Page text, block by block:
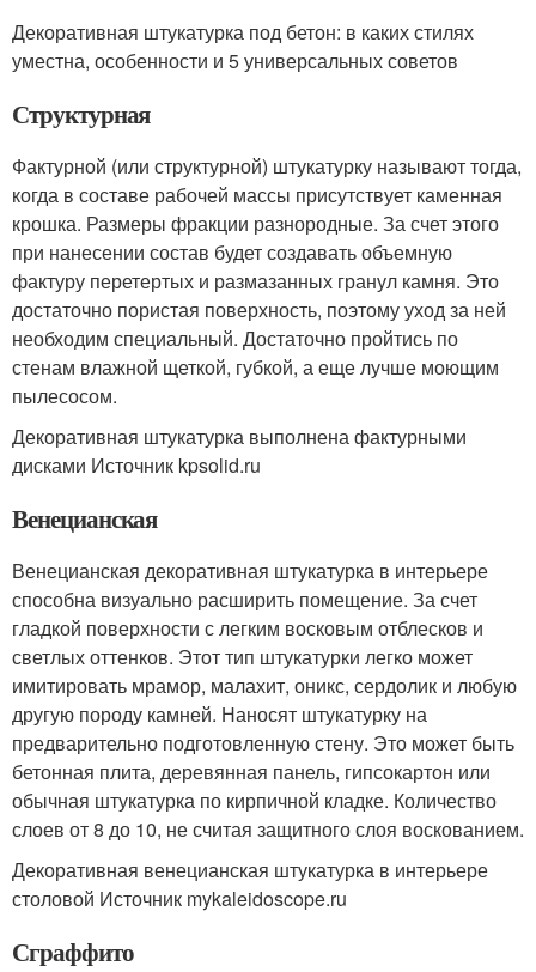
Декоративная штукатурка под бетон: в каких стилях
уместна, особенности и 5 универсальных советов
Структурная
Фактурной (или структурной) штукатурку называют тогда,
когда в составе рабочей массы присутствует каменная
крошка. Размеры фракции разнородные. За счет этого
при нанесении состав будет создавать объемную
фактуру перетертых и размазанных гранул камня. Это
достаточно пористая поверхность, поэтому уход за ней
необходим специальный. Достаточно пройтись по
стенам влажной щеткой, губкой, а еще лучше моющим
пылесосом.
Декоративная штукатурка выполнена фактурными
дисками Источник kpsolid.ru
Венецианская
Венецианская декоративная штукатурка в интерьере
способна визуально расширить помещение. За счет
гладкой поверхности с легким восковым отблесков и
светлых оттенков. Этот тип штукатурки легко может
имитировать мрамор, малахит, оникс, сердолик и любую
другую породу камней. Наносят штукатурку на
предварительно подготовленную стену. Это может быть
бетонная плита, деревянная панель, гипсокартон или
обычная штукатурка по кирпичной кладке. Количество
слоев от 8 до 10, не считая защитного слоя воскованием.
Декоративная венецианская штукатурка в интерьере
столовой Источник mykaleidoscope.ru
Сграффито